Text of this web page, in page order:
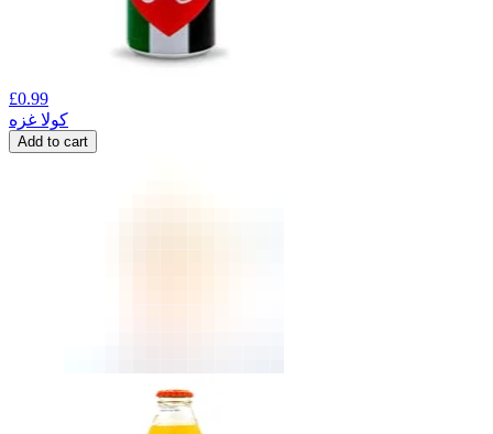
£0.99
کولا غزه
Add to cart